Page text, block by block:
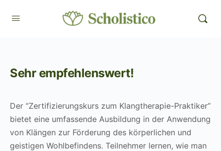
Sehr empfehlenswert!
Der “Zertifizierungskurs zum Klangtherapie-Praktiker”
bietet eine umfassende Ausbildung in der Anwendung
von Klängen zur Förderung des körperlichen und
geistigen Wohlbefindens. Teilnehmer lernen, wie man